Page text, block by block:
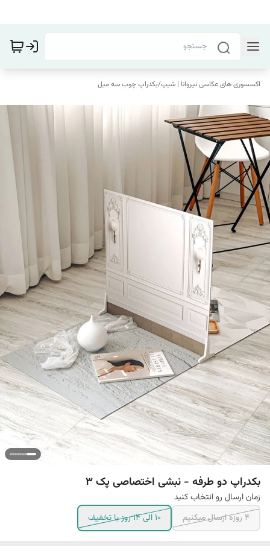
اکسسوری های عکاسی نیروانا | شیپ/بکدراپ چوب سه میل
بکدراپ دو طرفه - نبشی اختصاصی پک 3
زمان ارسال رو انتخاب کنید
4 روزه ارسال میکنیم
10 الی 14 روز با تخفیف